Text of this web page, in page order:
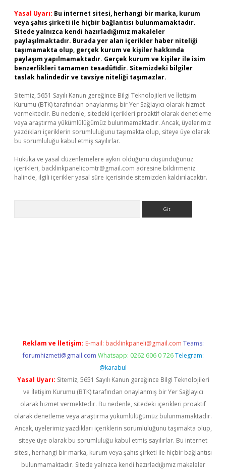
Yasal Uyarı: Bu internet sitesi, herhangi bir marka, kurum
veya şahıs şirketi ile hiçbir bağlantısı bulunmamaktadır.
Sitede yalnızca kendi hazırladığımız makaleler
paylaşılmaktadır. Burada yer alan içerikler haber niteliği
taşımamakta olup, gerçek kurum ve kişiler hakkında
paylaşım yapılmamaktadır. Gerçek kurum ve kişiler ile isim
benzerlikleri tamamen tesadüfidir. Sitemizdeki bilgiler
taslak halindedir ve tavsiye niteliği taşımazlar.
Sitemiz, 5651 Sayılı Kanun gereğince Bilgi Teknolojileri ve İletişim
Kurumu (BTK) tarafından onaylanmış bir Yer Sağlayıcı olarak hizmet
vermektedir. Bu nedenle, sitedeki içerikleri proaktif olarak denetleme
veya araştırma yükümlülüğümüz bulunmamaktadır. Ancak, üyelerimiz
yazdıkları içeriklerin sorumluluğunu taşımakta olup, siteye üye olarak
bu sorumluluğu kabul etmiş sayılırlar.
Hukuka ve yasal düzenlemelere aykırı olduğunu düşündüğünüz
içerikleri, backlinkpanelicomtr@gmail.com adresine bildirmeniz
halinde, ilgili içerikler yasal süre içerisinde sitemizden kaldırılacaktır.
Reklam ve İletişim: E-mail: backlinkpaneli@gmail.com Teams:
forumhizmeti@gmail.com Whatsapp: 0262 606 0 726 Telegram:
@karabul
Yasal Uyarı: Sitemiz, 5651 Sayılı Kanun gereğince Bilgi Teknolojileri
ve İletişim Kurumu (BTK) tarafından onaylanmış bir Yer Sağlayıcı
olarak hizmet vermektedir. Bu nedenle, sitedeki içerikleri proaktif
olarak denetleme veya araştırma yükümlülüğümüz bulunmamaktadır.
Ancak, üyelerimiz yazdıkları içeriklerin sorumluluğunu taşımakta olup,
siteye üye olarak bu sorumluluğu kabul etmiş sayılırlar. Bu internet
sitesi, herhangi bir marka, kurum veya şahıs şirketi ile hiçbir bağlantısı
bulunmamaktadır. Sitede yalnızca kendi hazırladığımız makaleler